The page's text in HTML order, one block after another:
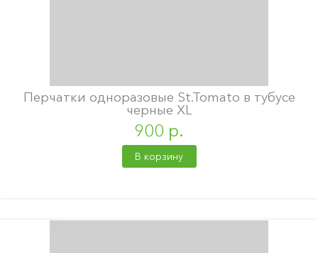
Перчатки одноразовые St.Tomato в тубусе
черные XL
900 р.
В корзину